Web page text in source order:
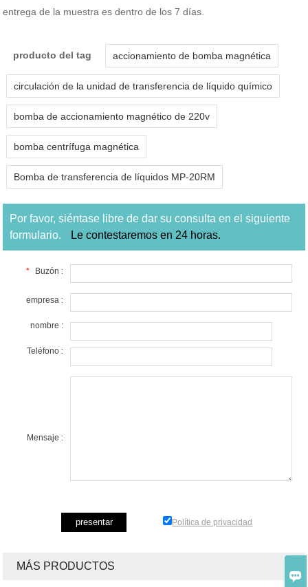

entrega de la muestra es dentro de los 7 días.
producto del tag accionamiento de bomba magnética
circulación de la unidad de transferencia de líquido químico
bomba de accionamiento magnético de 220v
bomba centrífuga magnética
Bomba de transferencia de líquidos MP-20RM
Por favor, siéntase libre de dar su consulta en el siguiente
formulario.
Le contestaremos en 24 horas.
* Buzón :
empresa :
nombre :
Teléfono :
Mensaje :
Política de privacidad
MÁS PRODUCTOS